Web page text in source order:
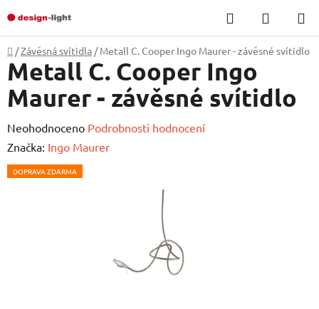
na
obsah
Hledat
KOŠÍK
Domů
/Závěsná svítidla / Metall C. Cooper Ingo Maurer - závěsné svítidlo
Metall C. Cooper Ingo
Maurer - závěsné svítidlo
Průměrné
hodnocení
produktu
Neohodnoceno Podrobnosti hodnocení
Značka: Ingo Maurer
DOPRAVA ZDARMA